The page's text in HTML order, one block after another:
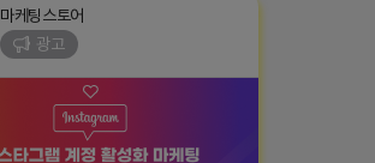
마케팅스토어
광고